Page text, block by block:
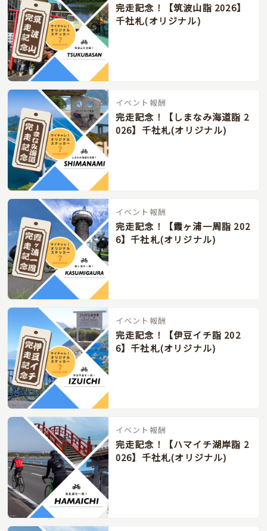
完走記念！【筑波山詣 2026】
千社札(オリジナル)
イベント報酬
完走記念！【しまなみ海道詣 2
026】千社札(オリジナル)
イベント報酬
完走記念！【霞ヶ浦一周詣 202
6】千社札(オリジナル)
イベント報酬
完走記念！【伊豆イチ詣 202
6】千社札(オリジナル)
イベント報酬
完走記念！【ハマイチ湖岸詣 2
026】千社札(オリジナル)